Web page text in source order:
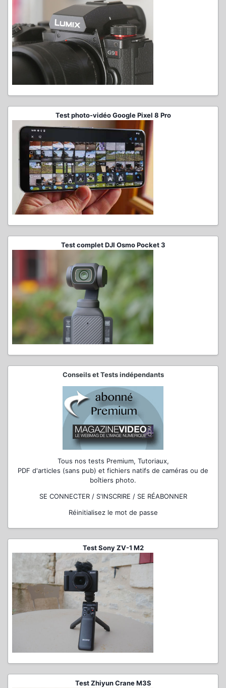
Test photo-vidéo Google Pixel 8 Pro
Test complet DJI Osmo Pocket 3
Conseils et Tests indépendants
Tous nos tests Premium, Tutoriaux,
PDF d'articles (sans pub) et fichiers natifs de caméras ou de
boîtiers photo.
SE CONNECTER / S'INSCRIRE / SE RÉABONNER
Réinitialisez le mot de passe
Test Sony ZV-1 M2
Test Zhiyun Crane M3S